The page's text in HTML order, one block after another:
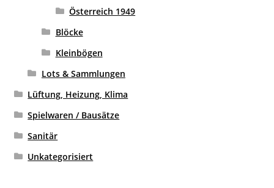
Österreich 1949
Blöcke
Kleinbögen
Lots & Sammlungen
Lüftung, Heizung, Klima
Spielwaren / Bausätze
Sanitär
Unkategorisiert